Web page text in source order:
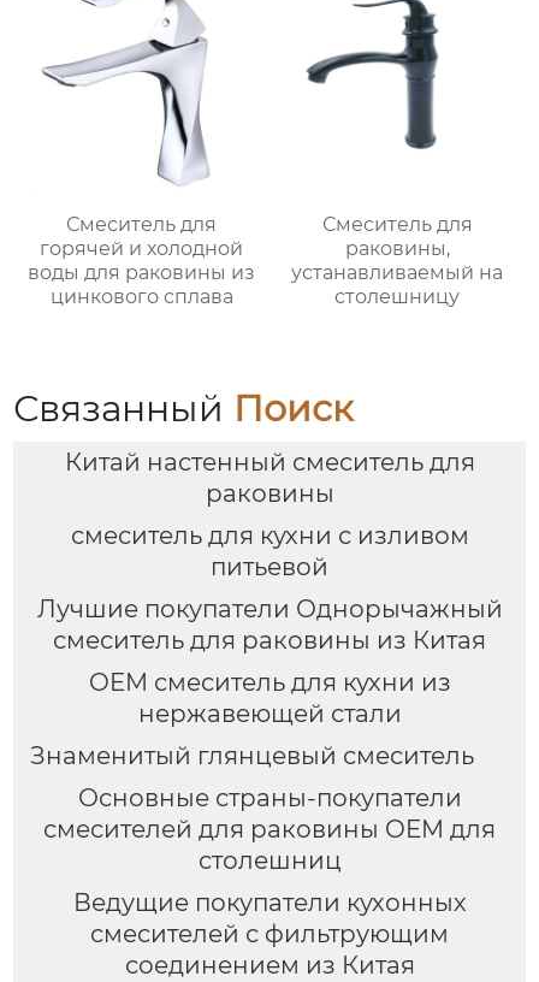
Смеситель для
горячей и холодной
воды для раковины из
цинкового сплава
Смеситель для
раковины,
устанавливаемый на
столешницу
Связанный Поиск
Китай настенный смеситель для
раковины
смеситель для кухни с изливом
питьевой
Лучшие покупатели Однорычажный
смеситель для раковины из Китая
OEM смеситель для кухни из
нержавеющей стали
Знаменитый глянцевый смеситель
Основные страны-покупатели
смесителей для раковины OEM для
столешниц
Ведущие покупатели кухонных
смесителей с фильтрующим
соединением из Китая